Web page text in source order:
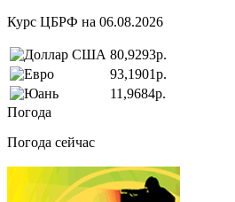
Курс ЦБРФ на 06.08.2026
80,9293р.
93,1901р.
11,9684р.
Погода
Погода сейчас